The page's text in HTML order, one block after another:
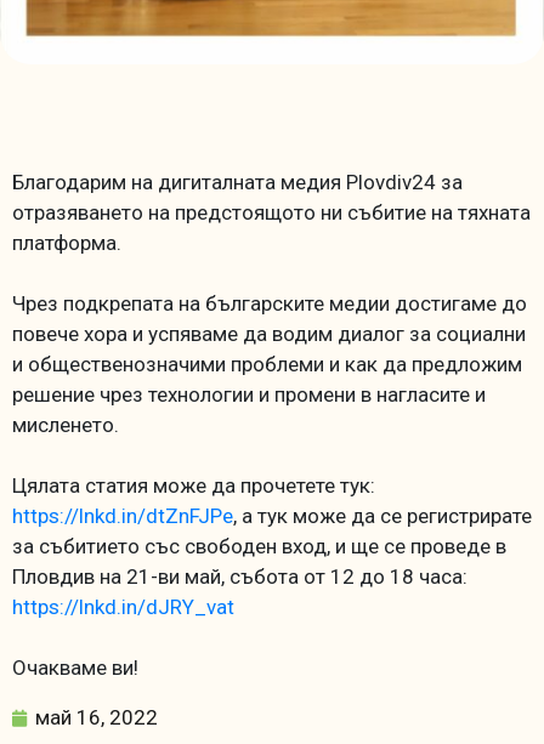
Благодарим на дигиталната медия Plovdiv24 за
отразяването на предстоящото ни събитие на тяхната
платформа.
Чрез подкрепата на българските медии достигаме до
повече хора и успяваме да водим диалог за социални
и общественозначими проблеми и как да предложим
решение чрез технологии и промени в нагласите и
мисленето.
Цялата статия може да прочетете тук:
https://lnkd.in/dtZnFJPe, а тук може да се регистрирате
за събитието със свободен вход, и ще се проведе в
Пловдив на 21-ви май, събота от 12 до 18 часа:
https://lnkd.in/dJRY_vat
Очакваме ви!
май 16, 2022